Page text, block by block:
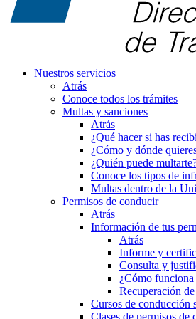
Nuestros servicios
Atrás
Conoce todos los trámites
Multas y sanciones
Atrás
¿Qué hacer si has
¿Cómo y dónde
¿Quién puede
Conoce los tipos de
Multas dentro de la
Permisos de conducir
Atrás
Información de tus
Atrás
Informe y
Consulta y
¿Cómo
Recuperación
Cursos de conducción